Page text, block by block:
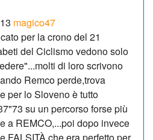
magico47
per la crono del 21
del Ciclismo vedono solo
di loro scrivono
Remco perde,trova
per lo Sloveno è tutto
su un percorso forse più
a REMCO,...poi dopo invece
FALSITÀ,che era perfetto per